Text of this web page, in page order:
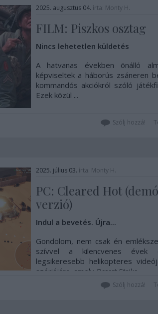
2025. augusztus 04. írta: Monty H.
FILM: Piszkos osztag
Nincs lehetetlen küldetés
A hatvanas években önálló
képviseltek a háborús zsáneren
kommandós akciókról szóló
Ezek közül ...
Szólj hozzá!
2025. július 03. írta: Monty H.
PC: Cleared Hot (demó
verzió)
Indul a bevetés. Újra...
Gondolom, nem csak én
szívvel a kilencvenes évek
legsikeresebb helikopteres
szériájára, amely Desert Strike
Szólj hozzá!